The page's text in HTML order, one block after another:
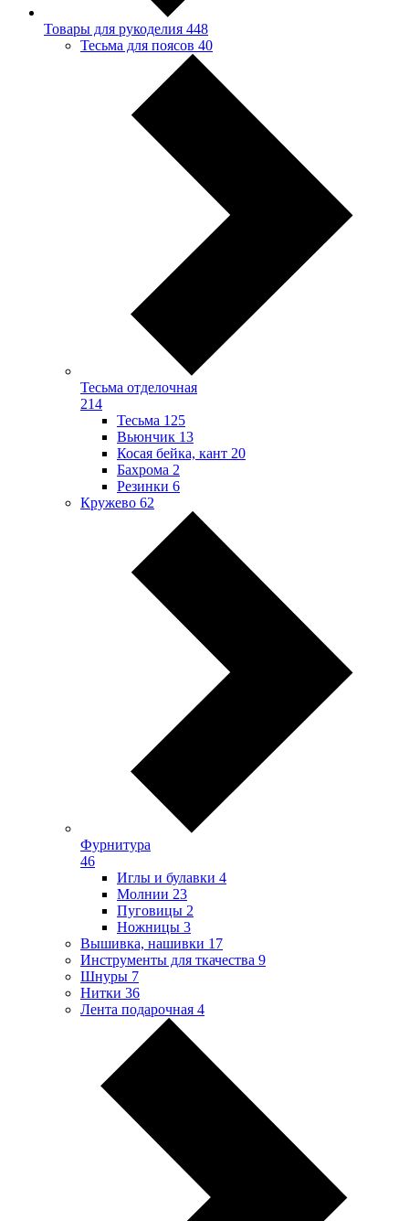
Товары для рукоделия 448
Тесьма для поясов 40
Тесьма отделочная
214
Тесьма 125
Вьюнчик 13
Косая бейка, кант 20
Бахрома 2
Резинки 6
Кружево 62
Фурнитура
46
Иглы и булавки 4
Молнии 23
Пуговицы 2
Ножницы 3
Вышивка, нашивки 17
Инструменты для ткачества 9
Шнуры 7
Нитки 36
Лента подарочная 4